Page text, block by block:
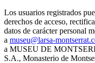
Los usuarios registrados
derechos de acceso,
datos de carácter personal
a museu@larsa-
a MUSEU DE
S.A., Monasterio de